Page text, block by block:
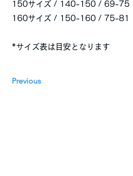
150サイズ / 140-150 / 69-75
160サイズ / 150-160 / 75-81
*サイズ表は目安となります
Previous